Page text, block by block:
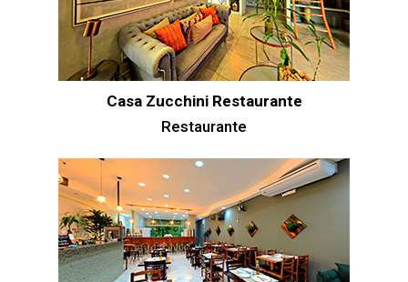
Casa Zucchini Restaurante
Restaurante